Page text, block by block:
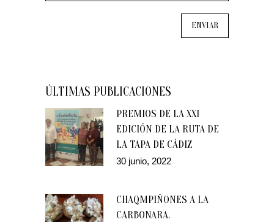
ÚLTIMAS PUBLICACIONES
PREMIOS DE LA XXI
EDICIÓN DE LA RUTA DE
LA TAPA DE CÁDIZ
30 junio, 2022
CHAQMPIÑONES A LA
CARBONARA.